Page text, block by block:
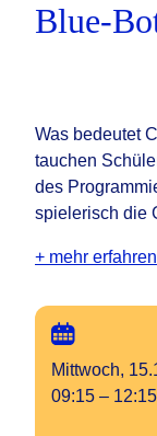
Blue-
Was bedeutet
tauchen
des
spielerisch die
+ mehr erfahren
Mittwoch,
09:15 –